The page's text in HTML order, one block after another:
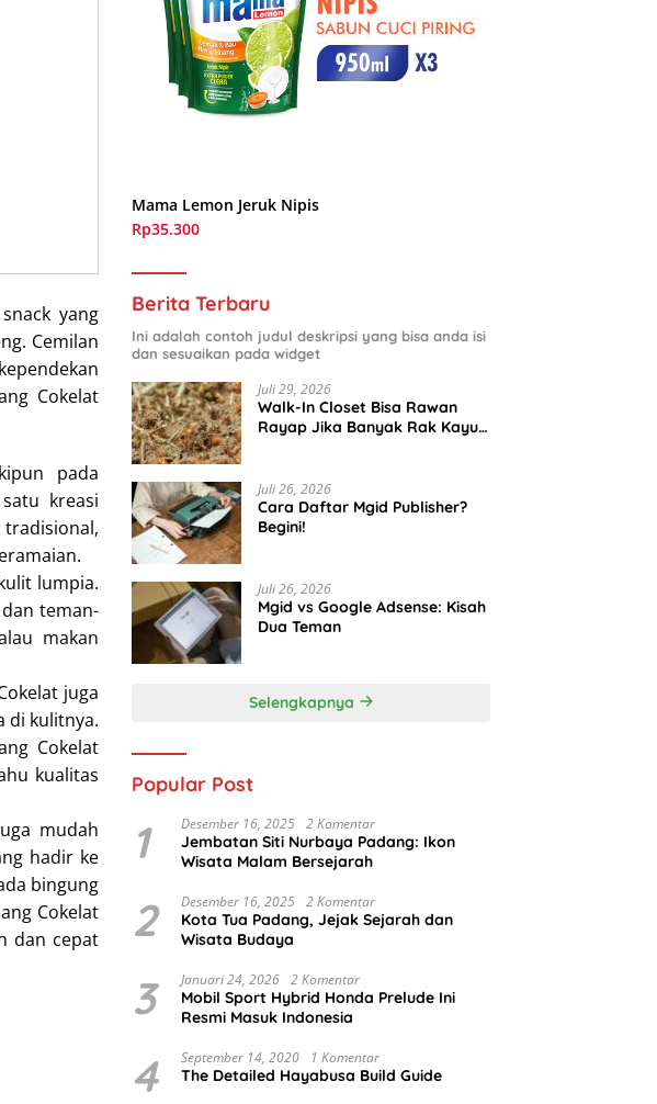
yang
Cemilan
Cokelat
pada
kreasi
lumpia.
teman-
makan
juga
di kulitnya.
Cokelat
kualitas
mudah
hadir ke
bingung
Cokelat
dan cepat
Mama Lemon Jeruk Nipis
Rp35.300
Berita Terbaru
Ini adalah contoh judul deskripsi yang bisa anda isi
dan sesuaikan pada widget
Juli 29, 2026
Walk-In Closet Bisa Rawan
Rayap Jika Banyak Rak Kayu
Juli 26, 2026
Cara Daftar Mgid Publisher?
Begini!
Juli 26, 2026
Mgid vs Google Adsense: Kisah
Dua Teman
Selengkapnya
Popular Post
1 Desember 16, 2025 2 Komentar
Jembatan Siti Nurbaya Padang: Ikon
Wisata Malam Bersejarah
2 Desember 16, 2025 2 Komentar
Kota Tua Padang, Jejak Sejarah dan
Wisata Budaya
3 Januari 24, 2026 2 Komentar
Mobil Sport Hybrid Honda Prelude Ini
Resmi Masuk Indonesia
4 September 14, 2020 1 Komentar
The Detailed Hayabusa Build Guide